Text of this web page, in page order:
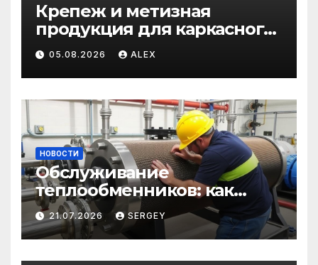
Крепеж и метизная
продукция для каркасного
и загородного
строительства: от
саморезов до анкеров
05.08.2026 ALEX
НОВОСТИ
Обслуживание
теплообменников: как
сохранить эффективность
и избежать простоев
21.07.2026 SERGEY